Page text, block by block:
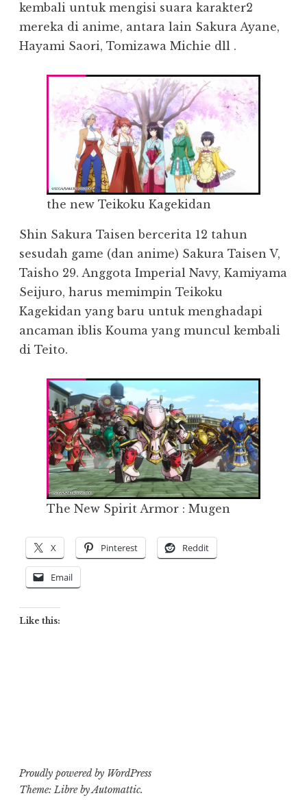
kembali untuk mengisi suara karakter2
mereka di anime, antara lain Sakura Ayane,
Hayami Saori, Tomizawa Michie dll .
the new Teikoku Kagekidan
Shin Sakura Taisen bercerita 12 tahun
sesudah game (dan anime) Sakura Taisen V,
Taisho 29. Anggota Imperial Navy, Kamiyama
Seijuro, harus memimpin Teikoku
Kagekidan yang baru untuk menghadapi
ancaman iblis Kouma yang muncul kembali
di Teito.
The New Spirit Armor : Mugen
X Pinterest Reddit
Email
Like this:
Proudly powered by WordPress
Theme: Libre byAutomattic.